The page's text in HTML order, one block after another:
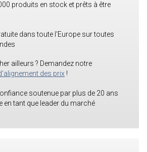
produits en stock et prêts à être
dans toute l'Europe sur toutes
ailleurs ? Demandez notre
des prix !
soutenue par plus de 20 ans
en tant que leader du marché